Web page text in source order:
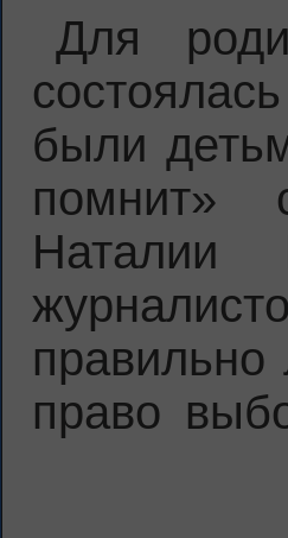
Для
были
помнит»
Наталии
правильно
право